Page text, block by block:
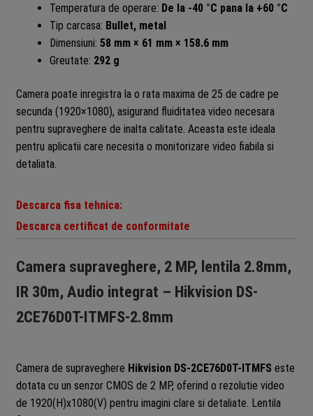
Temperatura de operare: De la -40 °C pana la +60 °C
Tip carcasa: Bullet, metal
Dimensiuni: 58 mm × 61 mm × 158.6 mm
Greutate: 292 g
Camera poate inregistra la o rata maxima de 25 de cadre pe
secunda (1920×1080), asigurand fluiditatea video necesara
pentru supraveghere de inalta calitate. Aceasta este ideala
pentru aplicatii care necesita o monitorizare video fiabila si
detaliata.
Descarca fisa tehnica:
Descarca certificat de conformitate
Camera supraveghere, 2 MP, lentila 2.8mm,
IR 30m, Audio integrat – Hikvision DS-
2CE76D0T-ITMFS-2.8mm
Camera de supraveghere Hikvision DS-2CE76D0T-ITMFS este
dotata cu un senzor CMOS de 2 MP, oferind o rezolutie video
de 1920(H)x1080(V) pentru imagini clare si detaliate. Lentila